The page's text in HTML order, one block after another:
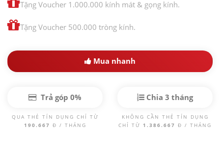
Tặng Voucher 1.000.000 kính mát & gọng kính.
Tặng Voucher 500.000 tròng kính.
Mua nhanh
Trả góp 0%
QUA THẺ TÍN DỤNG CHỈ TỪ
190.667 Đ / THÁNG
Chia 3 tháng
KHÔNG CẦN THẺ TÍN DỤNG
CHỈ TỪ 1.386.667 Đ / THÁNG